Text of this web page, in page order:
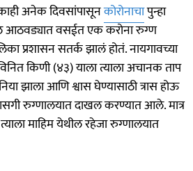
अनेक दिवसांपासूनकोरोनाचापुन्हा
आठवड्यात वसईत एक करोना रुग्ण
प्रशासन सतर्क झालं होतं. नायगावच्या
किणी (४३) याला त्याला अचानक ताप
झाला आणि श्वास घेण्यासाठी त्रास होऊ
रुग्णालयात दाखल करण्यात आले. मात्र
माहिम येथील रहेजा रुग्णालयात